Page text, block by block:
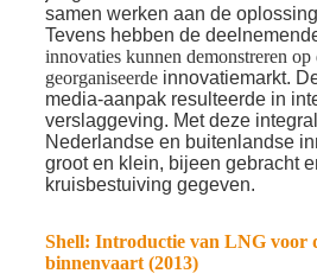
samen werken aan de
Tevens hebben de
innovaties kunnen demonstreren op
georganiseerdeinnovatiemarkt.
media-aanpak resulteerde in
verslaggeving. Met deze
Nederlandse en buitenlandse
groot en klein, bijeen gebracht
kruisbestuiving gegeven.
Shell: Introductie van LNG voor
binnenvaart (2013)